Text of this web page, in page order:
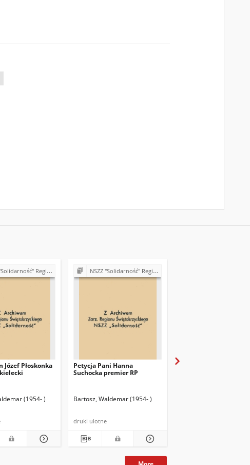
Region Świętokrzyski (lata 90.)
Józef Płoskonka
(1954- )
NSZZ "Solidarność" Region Świętokrzyski (lata 90.)
Petycja Pani Hanna
Suchocka premier RP
Bartosz, Waldemar (1954- )
druki ulotne